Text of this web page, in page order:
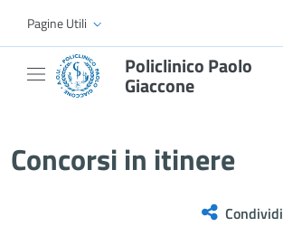
Skip to Main Content
Pagine Utili
Policlinico Paolo
Giaccone
Concorsi in itinere
Condividi